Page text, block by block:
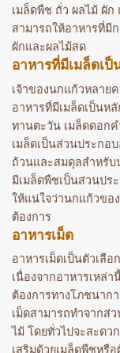
เมล็ดพืช ถั่ว ผลไม้ ผั
สามารถให้อาหารที่มี
ผักและผลไม้สด
อาหารที่มีเมล็ดเป็
เจ้าของนกแก้วหลาย
อาหารที่มีเมล็ดเป็นห
ทานตะวัน เมล็ดดอกค
เมล็ดเป็นส่วนประกอ
ถ้วนและสมดุลสำหรั
มีเมล็ดพืชเป็นส่วนปร
ให้แน่ใจว่านกแก้วขอ
ต้องการ
อาหารเม็ด
อาหารเม็ดเป็นตัวเลื
เนื่องจากอาหารเหล่
ต้องการทางโภชนาก
เม็ดสามารถทำจากส่
ไม้ โดยทั่วไปจะสะดว
เสริมด้วยเมล็ดพืชหรือ